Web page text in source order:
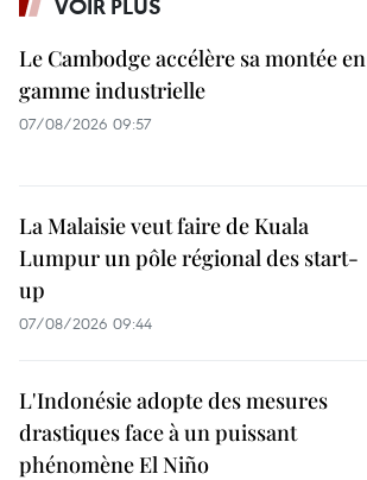
VOIR PLUS
Le Cambodge accélère sa montée en
gamme industrielle
07/08/2026 09:57
La Malaisie veut faire de Kuala
Lumpur un pôle régional des start-
up
07/08/2026 09:44
L'Indonésie adopte des mesures
drastiques face à un puissant
phénomène El Niño